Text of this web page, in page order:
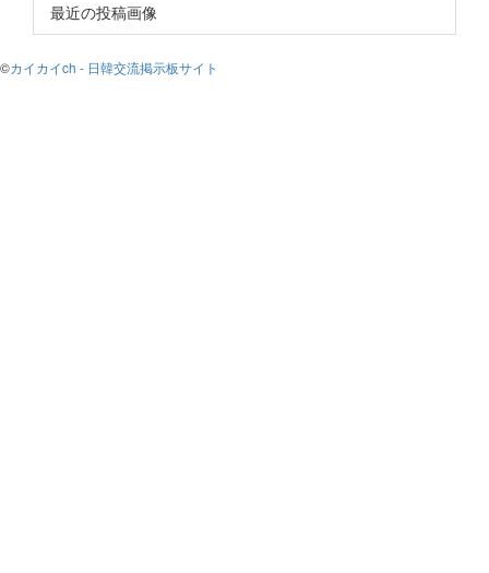
最近の投稿画像
©カイカイch - 日韓交流掲示板サイト